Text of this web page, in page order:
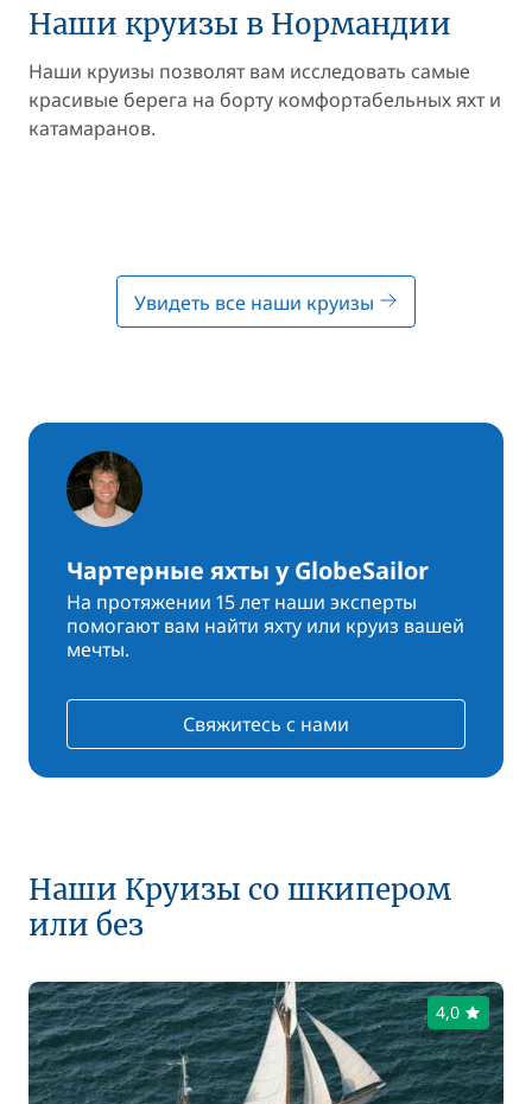
Наши круизы в Нормандии
Наши круизы позволят вам исследовать самые
красивые берега на борту комфортабельных яхт и
катамаранов.
Увидеть все наши круизы
Чартерные яхты у GlobeSailor
На протяжении 15 лет наши эксперты
помогают вам найти яхту или круиз вашей
мечты.
Свяжитесь с нами
Наши Круизы со шкипером
или без
4,0